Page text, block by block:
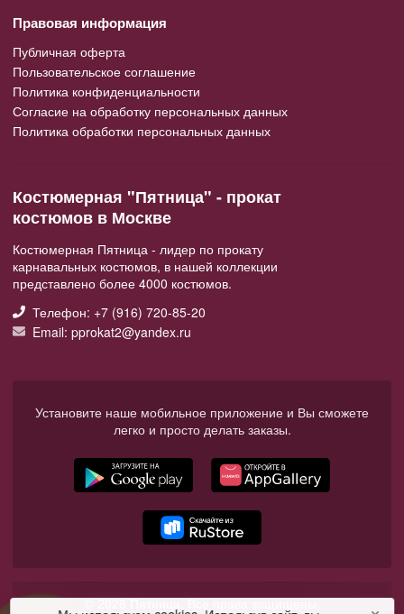
Правовая информация
Публичная оферта
Пользовательское соглашение
Политика конфиденциальности
Согласие на обработку персональных данных
Политика обработки персональных данных
Костюмерная "Пятница" - прокат
костюмов в Москве
Костюмерная Пятница - лидер по прокату
карнавальных костюмов, в нашей коллекции
представлено более 4000 костюмов.
Телефон: +7 (916) 720-85-20
Email: pprokat2@yandex.ru
Установите наше мобильное приложение и Вы сможете
легко и просто делать заказы.
© 2026 Пятница. Все права защищены.